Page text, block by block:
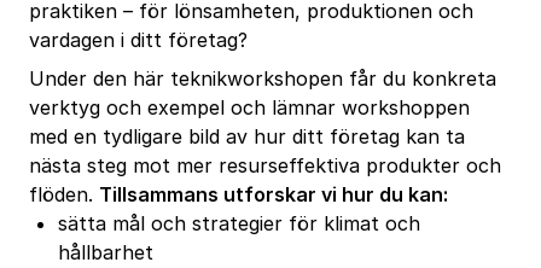
praktiken – för lönsamheten, produktionen och
vardagen i ditt företag?
Under den här teknikworkshopen får du konkreta
verktyg och exempel och lämnar workshoppen
med en tydligare bild av hur ditt företag kan ta
nästa steg mot mer resurseffektiva produkter och
flöden. Tillsammans utforskar vi hur du kan:
sätta mål och strategier för klimat och
hållbarhet